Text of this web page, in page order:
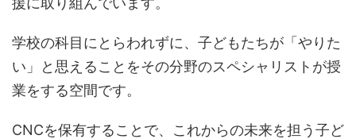
学校の科目にとらわれずに、子どもたちが「やりた
い」と思えることをその分野のスペシャリストが授
業をする空間です。
CNCを保有することで、これからの未来を担う子ど